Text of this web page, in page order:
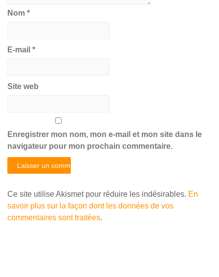
Nom *
E-mail *
Site web
Enregistrer mon nom, mon e-mail et mon site dans le
navigateur pour mon prochain commentaire.
Ce site utilise Akismet pour réduire les indésirables. En
savoir plus sur la façon dont les données de vos
commentaires sont traitées.